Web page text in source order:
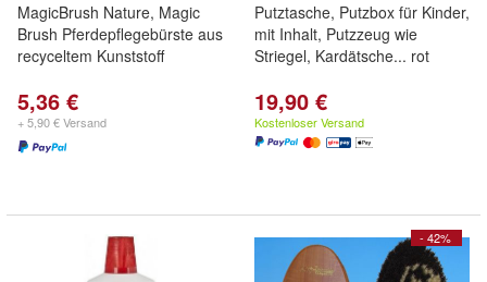
MagicBrush Nature, Magic
Brush Pferdepflegebürste aus
recyceltem Kunststoff
5,36 €
+ 5,90 € Versand
Putztasche, Putzbox für Kinder,
mit Inhalt, Putzzeug wie
Striegel, Kardätsche... rot
19,90 €
Kostenloser Versand
- 42%